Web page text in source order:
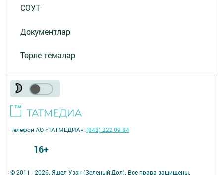
СОУТ
Документлар
Төрле темалар
© 2011 - 2026. Яшел Узэн (Зеленый Дол). Все права защищены.
Телефон АО «ТАТМЕДИА»:(843) 222 09 84
16+